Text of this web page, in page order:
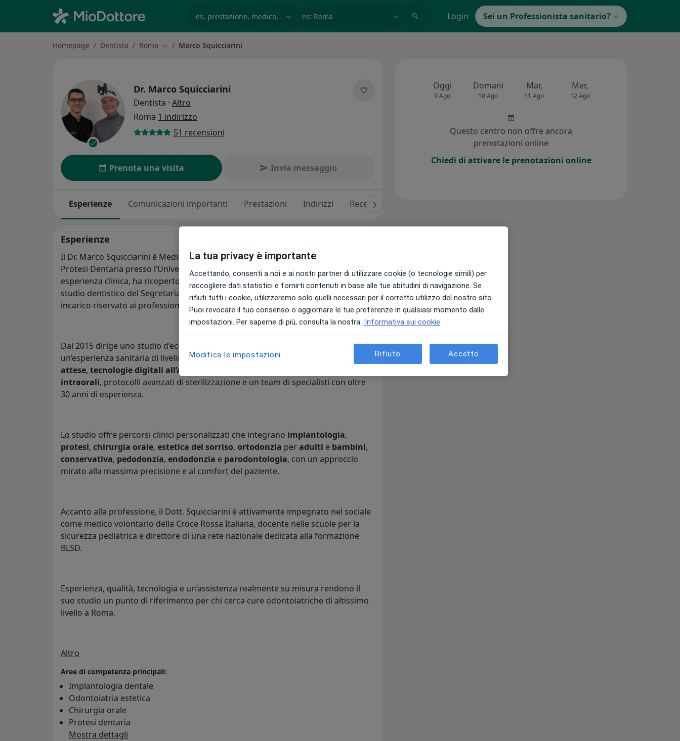
Login Sei un Professionista sanitario?
Homepage Dentista Roma Cambia città
Marco Squicciarini
Dr. Marco Squicciarini
Dentista · Altro
Roma 1 indirizzo
51 recensioni
Prenota una visita Invia messaggio
Esperienze Comunicazioni importanti Prestazioni Indirizzi Recensioni (51)
Esperienze
Il Dr. Marco Squicciarini è Medico Chirurgo specializzato in Odontostomatologia e
Protesi Dentaria presso l’Università “La Sapienza” di Roma. Con oltre 30 anni di
esperienza clinica, ha ricoperto per dieci anni il ruolo di Direttore Medico dello
studio dentistico del Segretariato Generale della Presidenza della Repubblica,
incarico riservato ai professionisti di massima fiducia e competenza.
Dal 2015 dirige uno studio d’eccellenza in zona Via Veneto, progettato per offrire
un’esperienza sanitaria di livello superiore:appuntamenti esclusivi senza
attese, tecnologie digitali all’avanguardia
intraorali, protocolli avanzati di sterilizzazione e un team di specialisti con oltre
30 anni di esperienza.
Lo studio offre percorsi clinici personalizzati che integrano implantologia,
protesi, chirurgia orale, estetica del sorriso, ortodonzia peradulti e bambini,
conservativa, pedodonzia, endodonzia e parodontologia, con un approccio
mirato alla massima precisione e al comfort del paziente.
Accanto alla professione, il Dott. Squicciarini è attivamente impegnato nel sociale
come medico volontario della Croce Rossa Italiana, docente nelle scuole per la
sicurezza pediatrica e direttore di una rete nazionale dedicata alla formazione
BLSD.
Esperienza, qualità, tecnologia e un’assistenza realmente su misura rendono il
suo studio un punto di riferimento per chi cerca cure odontoiatriche di altissimo
livello a Roma.
Altro
Aree di competenza principali:
Implantologia dentale
Odontoiatria estetica
Chirurgia orale
Protesi dentaria
Mostra dettagli
Oggi
9 Ago
Domani
10 Ago
Mar,
11 Ago
Mer,
12 Ago
Questo centro non offre ancora
prenotazioni online
Chiedi di attivare le prenotazioni online
La tua privacy è importante
Accettando, consenti a noi e ai nostri partner di utilizzare cookie (o tecnologie simili) per
raccogliere dati statistici e fornirti contenuti in base alle tue abitudini di navigazione. Se
rifiuti tutti i cookie, utilizzeremo solo quelli necessari per il corretto utilizzo del nostro sito.
Puoi revocare il tuo consenso o aggiornare le tue preferenze in qualsiasi momento dalle
impostazioni. Per saperne di più, consulta la nostra Informativa sui cookie
Modifica le impostazioni Rifiuto Accetto